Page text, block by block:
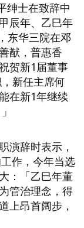
绅士在致辞中
辰年、乙巳年
东华三院在邓
猷，普惠香
贺新1届董事
新任主席何
在新1年继续
演辞时表示，
作，今年当选
：「乙巳年董
管治理念，得
上昂首阔步，